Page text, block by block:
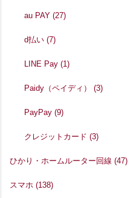
au PAY(27)
d払い(7)
LINE Pay(1)
Paidy（ペイディ）(3)
PayPay(9)
クレジットカード(3)
ひかり・ホームルーター回線 (47)
スマホ (138)